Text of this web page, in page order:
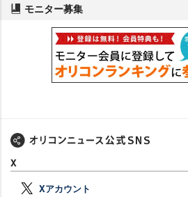
モニター募集
X
Xアカウント